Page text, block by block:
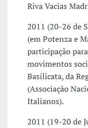
Riva Vacias
2011 (20-26 de
(em Potenza e
participação
movimentos
Basilicata, da
(Associação
Italianos).
2011 (19-20 de